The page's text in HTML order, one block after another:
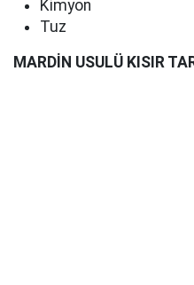
Kimyon
Tuz
MARDİN USULÜ KISIR